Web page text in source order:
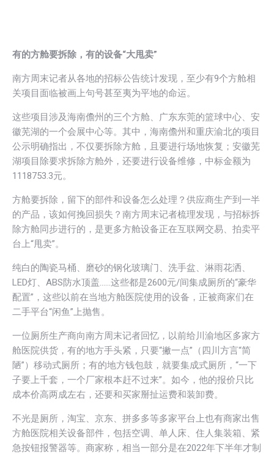
有的方舱要拆除，有的设备“大甩卖”
南方周末记者从各地的招标公告统计发现，至少有9个方舱相
关项目面临被画上句号甚至夷为平地的命运。
这些项目涉及海南儋州的三个方舱、广东东莞的篮球中心、安
徽芜湖的一个会展中心等。其中，海南儋州和重庆渝北的项目
公示明确指出，不仅要拆除方舱，且要进行场地恢复；安徽芜
湖项目除要求拆除方舱外，还要进行设备维修，中标金额为
1118753.3元。
方舱要拆除，留下的部件和设备怎么处理？供应商生产到一半
的产品，该如何挽回损失？南方周末记者梳理发现，与招标拆
除方舱同步进行的，是更多方舱设备正在互联网交易、拍卖平
台上“甩卖”。
纯白的陶瓷马桶、磨砂的钢化玻璃门、洗手盆、淋雨花洒、
LED灯、ABS防水顶盖……这些都是2600元/间集成厕所的“豪华
配置”，这些以前在当地方舱医院使用的设备，正被商家们在
二手平台“闲鱼”上抛售。
一位厕所生产商向南方周末记者回忆，以前给川渝地区多家方
舱医院供货，有的地方手头紧，只要“撇一点”（四川方言“简
陋”）移动式厕所；有的地方钱包鼓，就要集成式厕所，“一下
子要上千套，一个厂家根本赶不过来”。如今，他的报价只比
成本价高两成左右，还要和买家掰扯运费和装卸费。
不光是厕所，淘宝、京东、拼多多等多家平台上也有商家出售
方舱医院相关设备部件，包括空调、单人床、住人集装箱、紧
急按钮报警器等。商家称，相当一部分是在2022年下半年才制